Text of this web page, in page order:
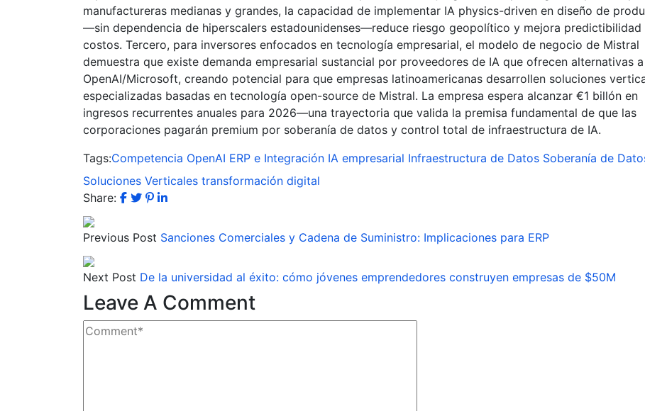
manufactureras medianas y grandes, la capacidad de implementar IA physics-driven en diseño de
—sin dependencia de hiperscalers estadounidenses—reduce riesgo geopolítico y mejora predictibilidad
costos. Tercero, para inversores enfocados en tecnología empresarial, el modelo de negocio de Mistral
demuestra que existe demanda empresarial sustancial por proveedores de IA que ofrecen alternativas a
OpenAI/Microsoft, creando potencial para que empresas latinoamericanas desarrollen soluciones
especializadas basadas en tecnología open-source de Mistral. La empresa espera alcanzar €1 billón en
ingresos recurrentes anuales para 2026—una trayectoria que valida la premisa fundamental de que las
corporaciones pagarán premium por soberanía de datos y control total de infraestructura de IA.
Tags:Competencia OpenAI ERP e Integración IA empresarial Infraestructura de Datos Soberanía de
Soluciones Verticales transformación digital
Share:
Previous Post Sanciones Comerciales y Cadena de Suministro: Implicaciones para ERP
Next Post De la universidad al éxito: cómo jóvenes emprendedores construyen empresas de $50M
Leave A Comment